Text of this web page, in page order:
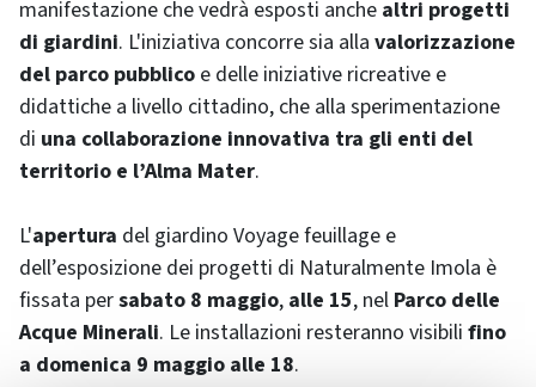
manifestazione che vedrà esposti anche altri progetti
di giardini. L'iniziativa concorre sia alla valorizzazione
del parco pubblico e delle iniziative ricreative e
didattiche a livello cittadino, che alla sperimentazione
di una collaborazione innovativa tra gli enti del
territorio e l’Alma Mater.
L'apertura del giardino Voyage feuillage e
dell’esposizione dei progetti di Naturalmente Imola è
fissata persabato 8 maggio, alle 15, nel Parco delle
Acque Minerali. Le installazioni resteranno visibili fino
a domenica 9 maggio alle 18.